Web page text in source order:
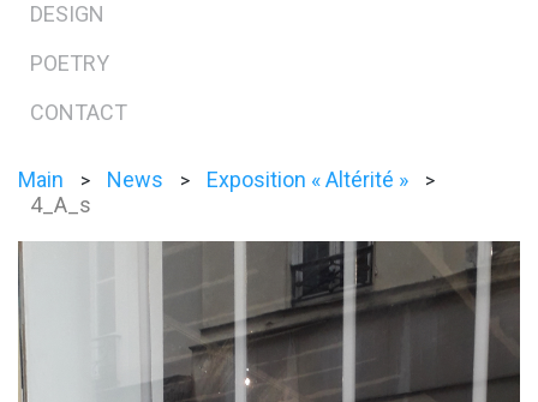
DESIGN
POETRY
CONTACT
Main > News > Exposition « Altérité » >
4_A_s